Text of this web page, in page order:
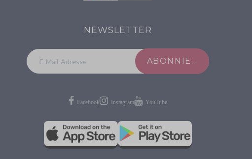
NEWSLETTER
ABONNIEREN